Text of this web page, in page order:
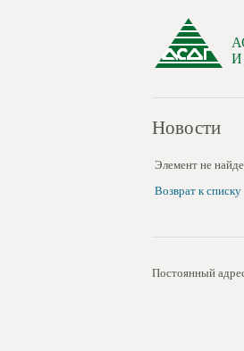
И
Новости
Элемент не
Возврат к списку
Постоянный